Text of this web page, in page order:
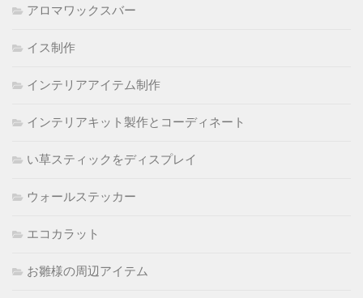
アロマワックスバー
イス制作
インテリアアイテム制作
インテリアキット製作とコーディネート
い草スティックをディスプレイ
ウォールステッカー
エコカラット
お雛様の周辺アイテム